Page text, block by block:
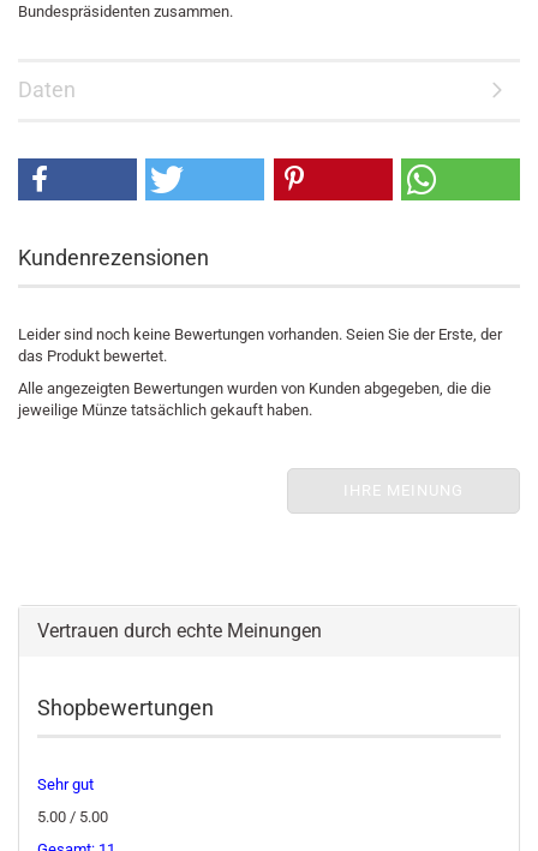
Bundespräsidenten zusammen.
Daten
Kundenrezensionen
Leider sind noch keine Bewertungen vorhanden. Seien Sie der Erste, der
das Produkt bewertet.
Alle angezeigten Bewertungen wurden von Kunden abgegeben, die die
jeweilige Münze tatsächlich gekauft haben.
IHRE MEINUNG
Vertrauen durch echte Meinungen
Shopbewertungen
Sehr gut
5.00 / 5.00